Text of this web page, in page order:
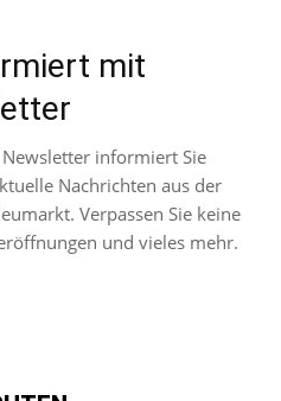
mit
informiert Sie
Nachrichten aus der
Verpassen Sie keine
und vieles mehr.